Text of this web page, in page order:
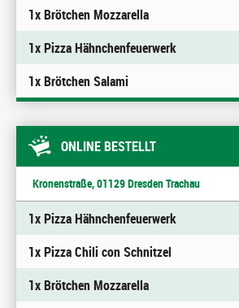
1x Brötchen Mozzarella
1x Pizza Hähnchenfeuerwerk
1x Brötchen Salami
ONLINE BESTELLT
Kronenstraße, 01129 Dresden Trachau
1x Pizza Hähnchenfeuerwerk
1x Pizza Chili con Schnitzel
1x Brötchen Mozzarella